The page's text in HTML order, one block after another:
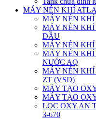
MÁY NÉN KHÍ
MÁY NÉN KHÍ
MÁY NÉN KHÍ
DẦU
MÁY NÉN KHÍ
MÁY NÉN KHÍ
NƯỚC AQ
MÁY NÉN
ZT (VSD)
MÁY TẠO OXY
MÁY TẠO
LỌC OXY AN
3-670